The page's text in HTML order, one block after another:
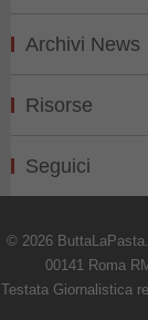
Archivi News
Risorse
Seguici
© 2026
00141 Roma
Testata Giornalistica